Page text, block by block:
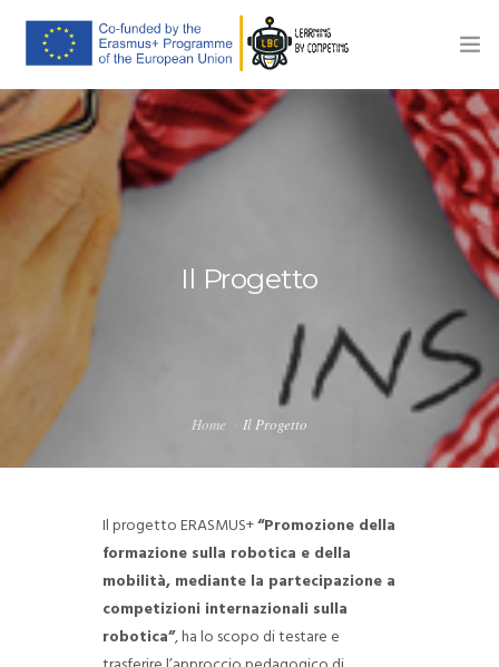
HOME
IL PROGETTO
PIATTAFORMA E-LEARNING
COMPETIZIONI
CONTATTI
Il Progetto
Home Il Progetto
Il progetto ERASMUS+“Promozione della
formazione sulla robotica e della
mobilità, mediante la partecipazione a
competizioni internazionali sulla
robotica”, ha lo scopo di testare e